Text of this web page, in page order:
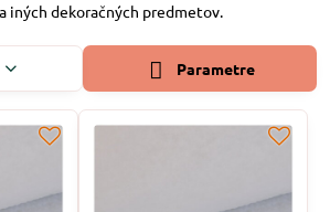
iných dekoračných predmetov.
Parametre